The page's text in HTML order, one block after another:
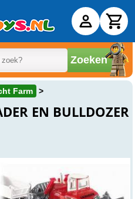
Zoeken
Farm
EN BULLDOZER